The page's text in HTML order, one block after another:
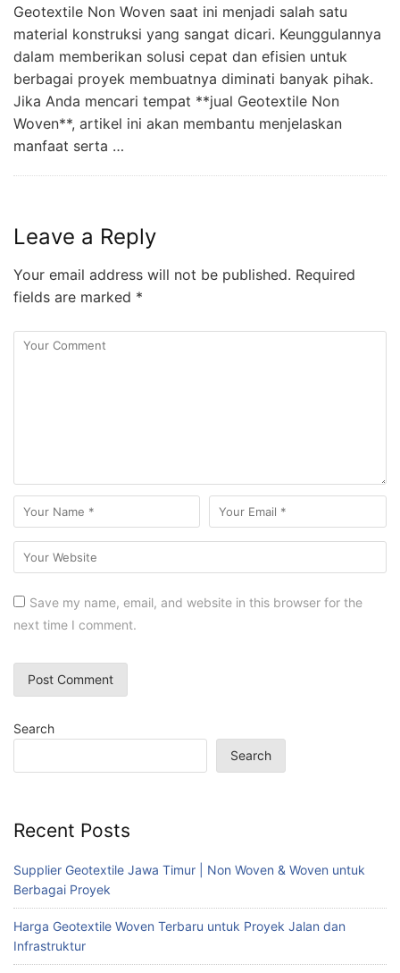
Geotextile Non Woven saat ini menjadi salah satu
material konstruksi yang sangat dicari. Keunggulannya
dalam memberikan solusi cepat dan efisien untuk
berbagai proyek membuatnya diminati banyak pihak.
Jika Anda mencari tempat **jual Geotextile Non
Woven**, artikel ini akan membantu menjelaskan
manfaat serta …
Leave a Reply
Your email address will not be published. Required
fields are marked *
Save my name, email, and website in this browser for the
next time I comment.
Search
Search
Recent Posts
Supplier Geotextile Jawa Timur | Non Woven & Woven untuk
Berbagai Proyek
Harga Geotextile Woven Terbaru untuk Proyek Jalan dan
Infrastruktur